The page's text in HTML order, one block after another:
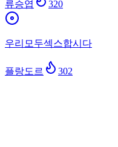
류승엽 320
우리모두섹스합시다
플랑도르 302